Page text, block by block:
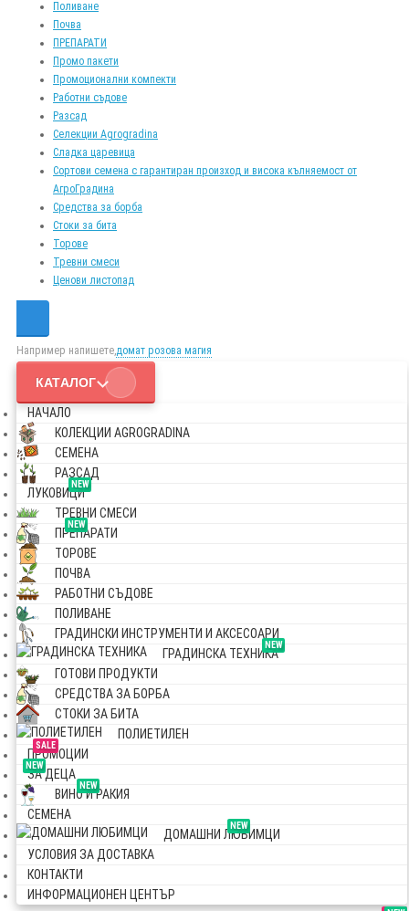
Поливане
Почва
ПРЕПАРАТИ
Промо пакети
Промоционални компекти
Работни съдове
Разсад
Селекции Agrogradina
Сладка царевица
Сортови семена с гарантиран произход и висока кълняемост от
АгроГрадина
Средства за борба
Стоки за бита
Торове
Тревни смеси
Ценови листопад
Например напишете,домат розова магия
КАТАЛОГ
НАЧАЛО
КОЛЕКЦИИ AGROGRADINA
СЕМЕНА
РАЗСАД
NEW
ЛУКОВИЦИ
ТРЕВНИ СМЕСИ
NEW
ПРЕПАРАТИ
ТОРОВЕ
ПОЧВА
РАБОТНИ СЪДОВЕ
ПОЛИВАНЕ
ГРАДИНСКИ ИНСТРУМЕНТИ И АКСЕСОАРИ
NEW
ГРАДИНСКА ТЕХНИКА
ГОТОВИ ПРОДУКТИ
СРЕДСТВА ЗА БОРБА
СТОКИ ЗА БИТА
ПОЛИЕТИЛЕН
SALE
ПРОМОЦИИ
NEW
ЗА ДЕЦА
NEW
ВИНО И РАКИЯ
СЕМЕНА
NEW
ДОМАШНИ ЛЮБИМЦИ
УСЛОВИЯ ЗА ДОСТАВКА
КОНТАКТИ
ИНФОРМАЦИОНЕН ЦЕНТЪР